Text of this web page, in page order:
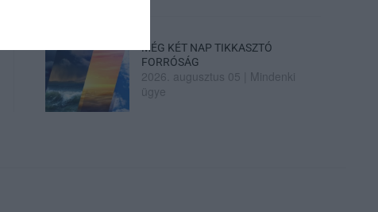
MÉG KÉT NAP TIKKASZTÓ
FORRÓSÁG
2026. augusztus 05
Mindenki
ügye